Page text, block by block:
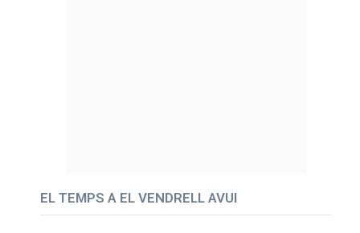
EL TEMPS A EL VENDRELL AVUI